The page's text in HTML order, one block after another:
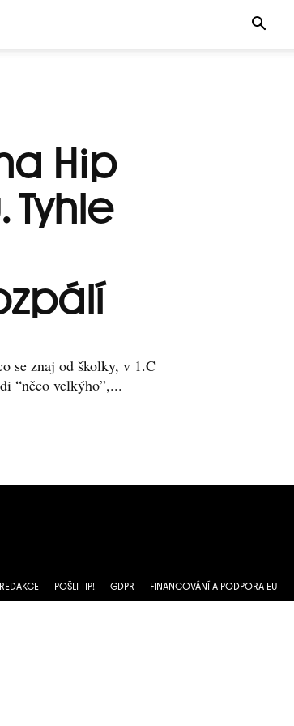
Hip
Tyhle
se znaj od školky, v 1.C
“něco velkýho”,...
POŠLI TIP! GDPR FINANCOVÁNÍ A PODPORA EU